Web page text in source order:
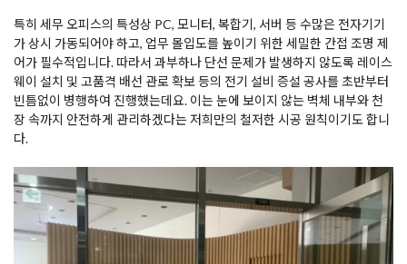
특히 세무 오피스의 특성상 PC, 모니터, 복합기, 서버 등 수많은 전자기기
가 상시 가동되어야 하고, 업무 몰입도를 높이기 위한 세밀한 간접 조명 제
어가 필수적입니다. 따라서 과부하나 단선 문제가 발생하지 않도록 레이스
웨이 설치 및 고품격 배선 관로 확보 등의 전기 설비 증설 공사를 초반부터
빈틈없이 병행하여 진행했는데요. 이는 눈에 보이지 않는 벽체 내부와 천
장 속까지 안전하게 관리하겠다는 저희만의 철저한 시공 원칙이기도 합니
다.